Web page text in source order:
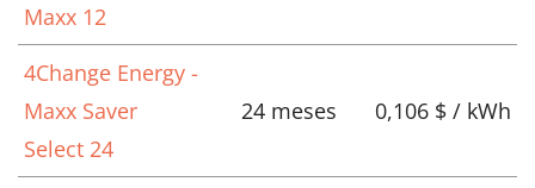
Maxx 12
4Change Energy -
Maxx Saver
Select 24
24 meses 0,106 $ / kWh